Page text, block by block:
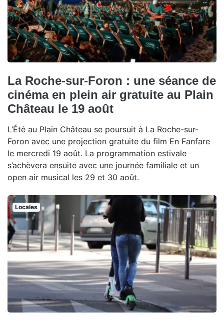
La Roche-sur-Foron : une séance de
cinéma en plein air gratuite au Plain
Château le 19 août
L’Été au Plain Château se poursuit à La Roche-sur-
Foron avec une projection gratuite du film En Fanfare
le mercredi 19 août. La programmation estivale
s’achèvera ensuite avec une journée familiale et un
open air musical les 29 et 30 août.
Locales